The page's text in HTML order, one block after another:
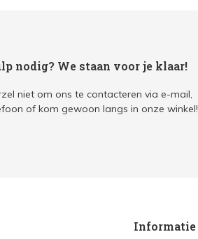
nodig? We staan voor je klaar!
niet om ons te contacteren via e-mail,
of kom gewoon langs in onze winkel!
Informatie